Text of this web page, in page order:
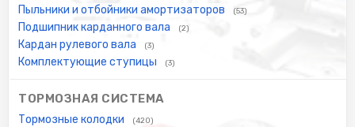
Пыльники и отбойники амортизаторов (53)
Подшипник карданного вала (2)
Кардан рулевого вала (3)
Комплектующие ступицы (3)
ТОРМОЗНАЯ СИСТЕМА
Тормозные колодки (420)